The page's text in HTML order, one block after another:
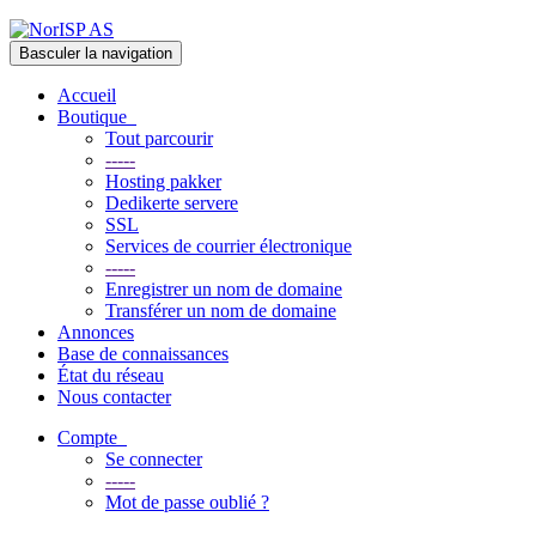
Basculer la navigation
Accueil
Boutique
Tout parcourir
-----
Hosting pakker
Dedikerte servere
SSL
Services de courrier électronique
-----
Enregistrer un nom de domaine
Transférer un nom de domaine
Annonces
Base de connaissances
État du réseau
Nous contacter
Compte
Se connecter
-----
Mot de passe oublié ?